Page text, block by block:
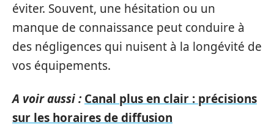
éviter. Souvent, une hésitation ou un
manque de connaissance peut conduire à
des négligences qui nuisent à la longévité de
vos équipements.
A voir aussi : Canal plus en clair : précisions
sur les horaires de diffusion